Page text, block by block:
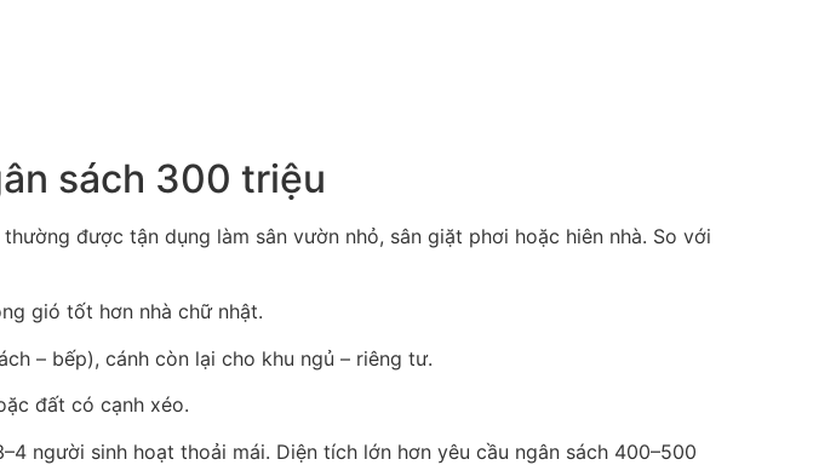
sách 300 triệu
được tận dụng làm sân vườn nhỏ, sân giặt phơi hoặc hiên nhà. So với
gió tốt hơn nhà chữ nhật.
– bếp), cánh còn lại cho khu ngủ – riêng tư.
đất có cạnh xéo.
người sinh hoạt thoải mái. Diện tích lớn hơn yêu cầu ngân sách 400–500